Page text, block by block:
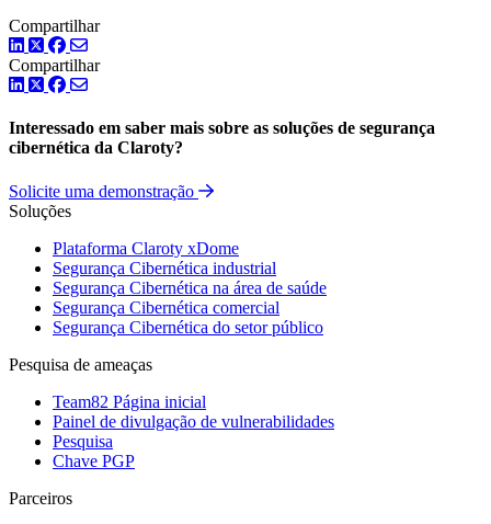
Compartilhar
LinkedIn
TwitterFacebook
Compartilhar
LinkedIn
TwitterFacebook
Interessado em saber mais sobre as soluções de segurança
cibernética da Claroty?
Solicite uma demonstração
Soluções
Plataforma Claroty xDome
Segurança Cibernética industrial
Segurança Cibernética na área de saúde
Segurança Cibernética comercial
Segurança Cibernética do setor público
Pesquisa de ameaças
Team82 Página inicial
Painel de divulgação de vulnerabilidades
Pesquisa
Chave PGP
Parceiros